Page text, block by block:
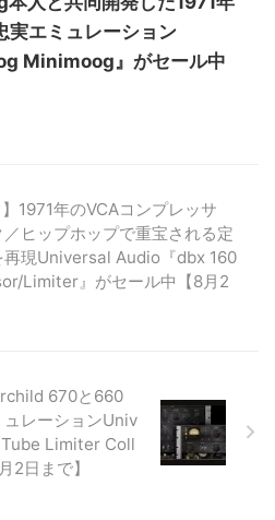
エミュレーション
Minimoog』がセール中
】1971年のVCAコンプレッサ
ヒップホップで重宝される定
再現Universal Audio『dbx 160
Limiter』がセール中【8月2
670と660
ュレーションUniv
Limiter Coll
2日まで】